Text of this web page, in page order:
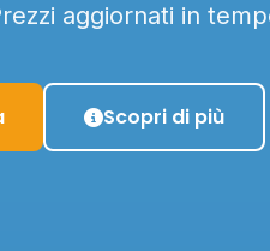
aggiornati in
Scopri di più